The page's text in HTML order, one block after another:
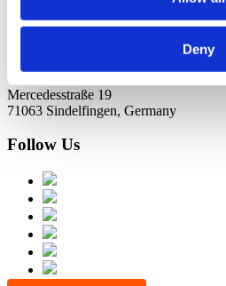
Deny
Mercedesstraße 19
71063 Sindelfingen, Germany
Follow Us